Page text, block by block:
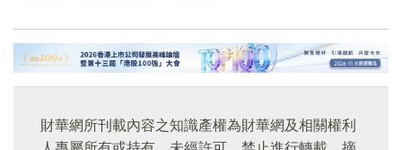
財華網所刊載內容之知識產權為財華網及相關權利